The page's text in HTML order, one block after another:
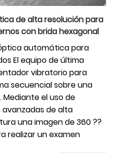
de alta resolución para
con brida hexagonal
automática para
El equipo de última
vibratorio para
secuencial sobre una
el uso de
de alta
una imagen de 360 ??
realizar un examen